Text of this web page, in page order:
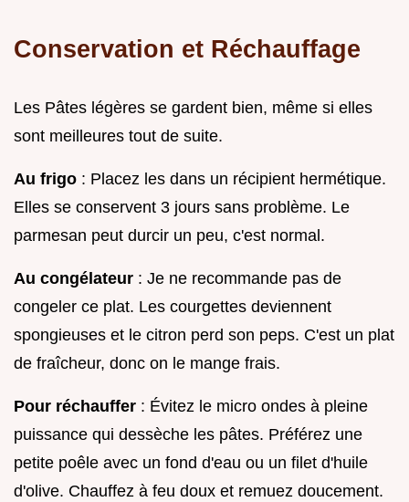
Conservation et Réchauffage
Les Pâtes légères se gardent bien, même si elles
sont meilleures tout de suite.
Au frigo : Placez les dans un récipient hermétique.
Elles se conservent 3 jours sans problème. Le
parmesan peut durcir un peu, c'est normal.
Au congélateur : Je ne recommande pas de
congeler ce plat. Les courgettes deviennent
spongieuses et le citron perd son peps. C'est un plat
de fraîcheur, donc on le mange frais.
Pour réchauffer : Évitez le micro ondes à pleine
puissance qui dessèche les pâtes. Préférez une
petite poêle avec un fond d'eau ou un filet d'huile
d'olive. Chauffez à feu doux et remuez doucement.